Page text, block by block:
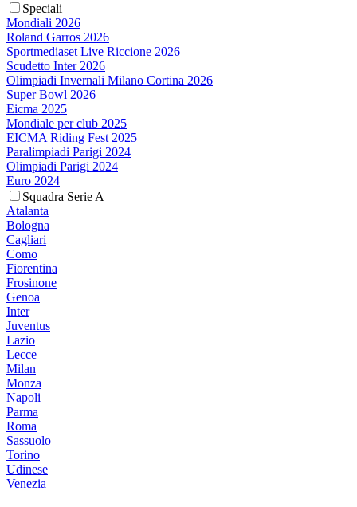
Speciali
Mondiali 2026
Roland Garros 2026
Sportmediaset Live Riccione 2026
Scudetto Inter 2026
Olimpiadi Invernali Milano Cortina 2026
Super Bowl 2026
Eicma 2025
Mondiale per club 2025
EICMA Riding Fest 2025
Paralimpiadi Parigi 2024
Olimpiadi Parigi 2024
Euro 2024
Squadra Serie A
Atalanta
Bologna
Cagliari
Como
Fiorentina
Frosinone
Genoa
Inter
Juventus
Lazio
Lecce
Milan
Monza
Napoli
Parma
Roma
Sassuolo
Torino
Udinese
Venezia